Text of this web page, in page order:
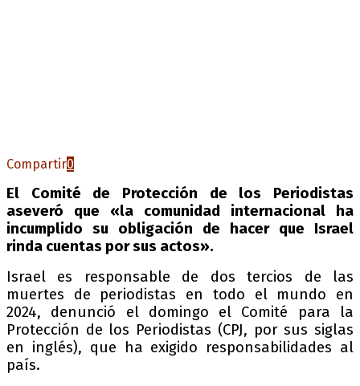
Compartir0
El Comité de Protección de los Periodistas
aseveró que «la comunidad internacional ha
incumplido su obligación de hacer que Israel
rinda cuentas por sus actos».
Israel es responsable de dos tercios de las
muertes de periodistas en todo el mundo en
2024, denunció el domingo el Comité para la
Protección de los Periodistas (CPJ, por sus siglas
en inglés), que ha exigido responsabilidades al
país.